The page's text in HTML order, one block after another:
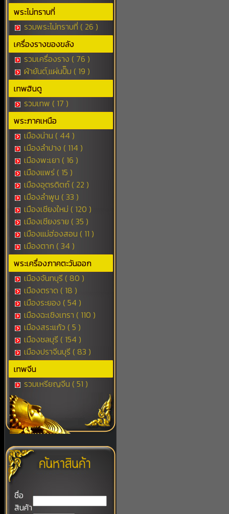
พระไม่ทราบที่
รวมพระไม่ทราบที่ ( 26 )
เครื่องรางของขลัง
รวมเครื่องราง ( 76 )
ผ้ายันต์,แผ่นปั๊ม ( 19 )
เทพฮินดู
รวมเทพ ( 17 )
พระภาคเหนือ
เมืองน่าน ( 44 )
เมืองลำปาง ( 114 )
เมืองพะเยา ( 16 )
เมืองแพร่ ( 15 )
เมืองอุตรดิตถ์ ( 22 )
เมืองลำพูน ( 33 )
เมืองเชียงใหม่ ( 120 )
เมืองเชียงราย ( 35 )
เมืองแม่ฮ่องสอน ( 11 )
เมืองตาก ( 34 )
พระเครื่องภาคตะวันออก
เมืองจันทบุรี ( 80 )
เมืองตราด ( 18 )
เมืองระยอง ( 54 )
เมืองฉะเชิงเทรา ( 110 )
เมืองสระแก้ว ( 5 )
เมืองชลบุรี ( 154 )
เมืองปราจีนบุรี ( 83 )
เทพจีน
รวมเหรียญจีน ( 51 )
ชื่อ
สินค้า